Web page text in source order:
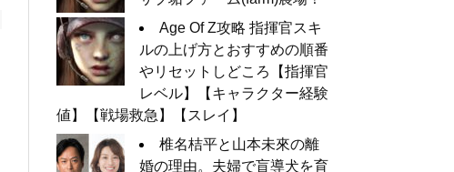
Age Of Z攻略 指揮官スキ
ルの上げ方とおすすめの順番
やリセットしどころ【指揮官
レベル】【キャラクター経験
値】【戦場救急】【スレイ】
椎名桔平と山本未來の離
婚の理由。夫婦で盲導犬を育